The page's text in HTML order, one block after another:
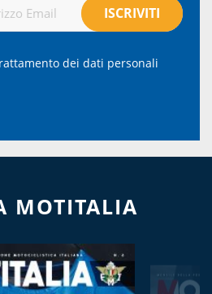
dei dati personali
MOTITALIA